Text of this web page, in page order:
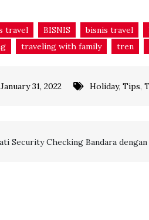
travel BISNIS bisnis travel
traveling with family tren
January 31, 2022 Holiday, Tips,
Security Checking Bandara